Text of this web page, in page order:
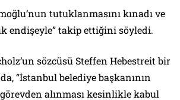
tutuklanmasını kınadı ve
endişeyle” takip ettiğini söyledi.
sözcüsü Steffen Hebestreit bir
“İstanbul belediye başkanının
alınması kesinlikle kabul